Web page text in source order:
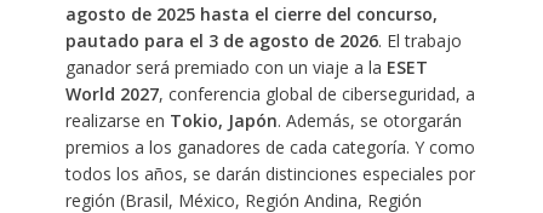
agosto de 2025 hasta el cierre del concurso,
pautado para el 3 de agosto de 2026. El trabajo
ganador será premiado con un viaje a la ESET
World 2027, conferencia global de ciberseguridad, a
realizarse en Tokio, Japón. Además, se otorgarán
premios a los ganadores de cada categoría. Y como
todos los años, se darán distinciones especiales por
región (Brasil, México, Región Andina, Región